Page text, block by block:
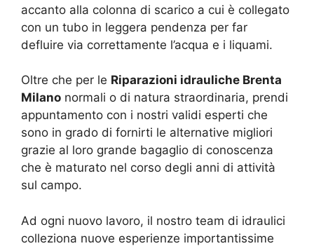
accanto alla colonna di scarico a cui è collegato
con un tubo in leggera pendenza per far
defluire via correttamente l’acqua e i liquami.
Oltre che per le Riparazioni idrauliche Brenta
Milano normali o di natura straordinaria, prendi
appuntamento con i nostri validi esperti che
sono in grado di fornirti le alternative migliori
grazie al loro grande bagaglio di conoscenza
che è maturato nel corso degli anni di attività
sul campo.
Ad ogni nuovo lavoro, il nostro team di idraulici
colleziona nuove esperienze importantissime